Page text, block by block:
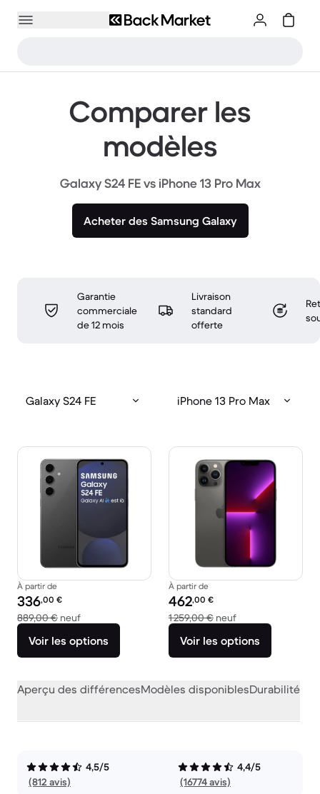
Comparer les
modèles
Galaxy S24 FE vs iPhone 13 Pro Max
Acheter des Samsung Galaxy
Garantie
commerciale
de 12 mois
Livraison
standard
offerte
Galaxy S24 FE iPhone 13 Pro Max
À partir de
Prix reconditionné :
336,00 €
889,00 € neufcontre 889,00 € neuf
Voir les options
À partir de
Prix reconditionné :
462,00 €
1 259,00 € neufcontre 1 259,00 €
Voir les options
Aperçu des différencesModèles disponiblesDurabilité
4,5/5
(812 avis)
4,4/5
(16774 avis)